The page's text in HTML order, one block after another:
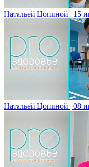
Натальей Цопиной | 15
Натальей Цопиной | 08